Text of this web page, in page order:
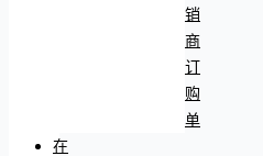
销
商
订
购
单
在